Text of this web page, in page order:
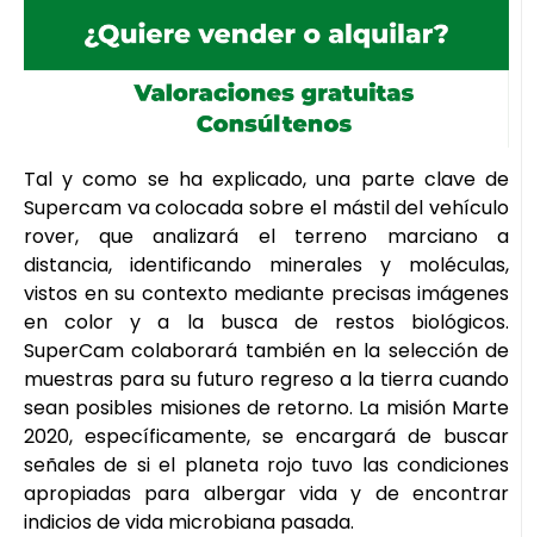
Tal y como se ha explicado, una parte clave de
Supercam va colocada sobre el mástil del vehículo
rover, que analizará el terreno marciano a
distancia, identificando minerales y moléculas,
vistos en su contexto mediante precisas imágenes
en color y a la busca de restos biológicos.
SuperCam colaborará también en la selección de
muestras para su futuro regreso a la tierra cuando
sean posibles misiones de retorno. La misión Marte
2020, específicamente, se encargará de buscar
señales de si el planeta rojo tuvo las condiciones
apropiadas para albergar vida y de encontrar
indicios de vida microbiana pasada.